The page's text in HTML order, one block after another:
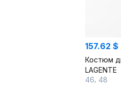
157.62 $
LAGENTE
46 48